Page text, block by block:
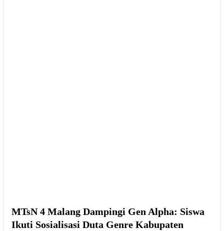
MTsN 4 Malang Dampingi Gen Alpha: Siswa
Ikuti Sosialisasi Duta Genre Kabupaten